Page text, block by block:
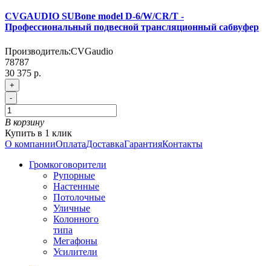
CVGAUDIO SUBone model D-6/W/CR/T -
Профессиональный подвесной трансляционный сабвуфер
Производитель:CVGaudio
78787
30 375 р.
+
-
В корзину
Купить в 1 клик
О компанииОплатаДоставкаГарантияКонтакты
Громкоговорители
Рупорные
Настенные
Потолочные
Уличные
Колонного
типа
Мегафоны
Усилители